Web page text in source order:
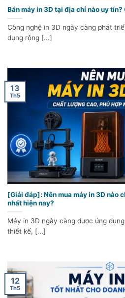
Bán máy in 3D tại địa chỉ nào uy tín?
Công nghệ in 3D ngày càng phát
dụng rộng [...]
[Giải đáp]: Nên mua máy in 3D nào
nhất hiện nay?
Máy in 3D ngày càng được ứng
thiết kế, [...]
13
Th5
12
Th5